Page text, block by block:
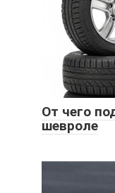
От чего
шевроле